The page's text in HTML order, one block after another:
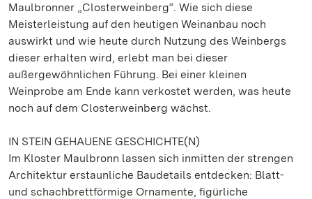
Maulbronner „Closterweinberg“. Wie sich diese
Meisterleistung auf den heutigen Weinanbau noch
auswirkt und wie heute durch Nutzung des Weinbergs
dieser erhalten wird, erlebt man bei dieser
außergewöhnlichen Führung. Bei einer kleinen
Weinprobe am Ende kann verkostet werden, was heute
noch auf dem Closterweinberg wächst.
IN STEIN GEHAUENE GESCHICHTE(N)
Im Kloster Maulbronn lassen sich inmitten der strengen
Architektur erstaunliche Baudetails entdecken: Blatt-
und schachbrettförmige Ornamente, figürliche